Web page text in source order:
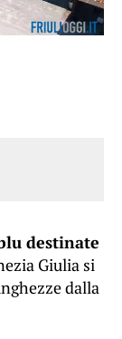
destinate
Giulia si
dalla